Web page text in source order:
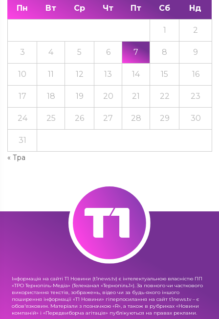
Пн Вт Ср Чт Пт Сб Нд
« Тра
1 2
3 4 5 6 7 8 9
10 11 12 13 14 15 16
17 18 19 20 21 22 23
24 25 26 27 28 29 30
31
Інформація на сайті Т1 Новини (t1news.tv) є інтелектуальною власністю ПП
«ТРО Тернопіль-Медіа» (Телеканал «Тернопіль1»). За повного чи часткового
використання текстів, зображень, відео чи за будь-якого іншого
поширення інформації «Т1 Новини» гіперпосилання на сайт t1news.tv – є
обов'язковим. Матеріали з позначкою «R», а також в рубриках «Новини
компаній» і «Передвиборча агітація» публікуються на правах реклами.